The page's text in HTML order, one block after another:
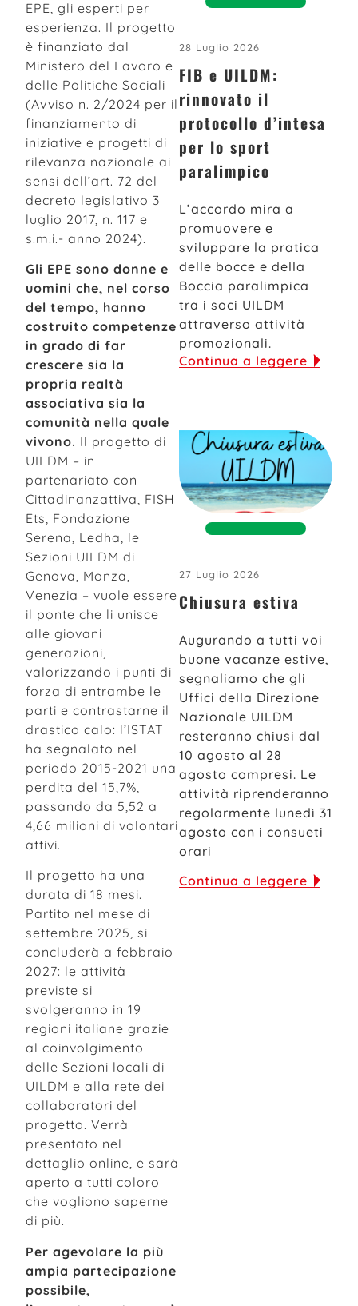
EPE, gli esperti per
esperienza. Il progetto
è finanziato dal
Ministero del Lavoro e
delle Politiche Sociali
(Avviso n. 2/2024 per il
finanziamento di
iniziative e progetti di
rilevanza nazionale ai
sensi dell’art. 72 del
decreto legislativo 3
luglio 2017, n. 117 e
s.m.i.- anno 2024).
Gli EPE sono donne e
uomini che, nel corso
del tempo, hanno
costruito competenze
in grado di far
crescere sia la
propria realtà
associativa sia la
comunità nella quale
vivono. Il progetto di
UILDM – in
partenariato con
Cittadinanzattiva, FISH
Ets, Fondazione
Serena, Ledha, le
Sezioni UILDM di
Genova, Monza,
Venezia – vuole essere
il ponte che li unisce
alle giovani
generazioni,
valorizzando i punti di
forza di entrambe le
parti e contrastarne il
drastico calo: l’ISTAT
ha segnalato nel
periodo 2015-2021 una
perdita del 15,7%,
passando da 5,52 a
4,66 milioni di volontari
attivi.
Il progetto ha una
durata di 18 mesi.
Partito nel mese di
settembre 2025, si
concluderà a febbraio
2027: le attività
previste si
svolgeranno in 19
regioni italiane grazie
al coinvolgimento
delle Sezioni locali di
UILDM e alla rete dei
collaboratori del
progetto. Verrà
presentato nel
dettaglio online, e sarà
aperto a tutti coloro
che vogliono saperne
di più.
Per agevolare la più
ampia partecipazione
possibile,
28 Luglio 2026
FIB e UILDM:
rinnovato il
protocollo d’intesa
per lo sport
paralimpico
L’accordo mira a
promuovere e
sviluppare la pratica
delle bocce e della
Boccia paralimpica
tra i soci UILDM
attraverso attività
promozionali.
Continua a leggere
27 Luglio 2026
Chiusura estiva
Augurando a tutti voi
buone vacanze estive,
segnaliamo che gli
Uffici della Direzione
Nazionale UILDM
resteranno chiusi dal
10 agosto al 28
agosto compresi. Le
attività riprenderanno
regolarmente lunedì 31
agosto con i consueti
orari
Continua a leggere